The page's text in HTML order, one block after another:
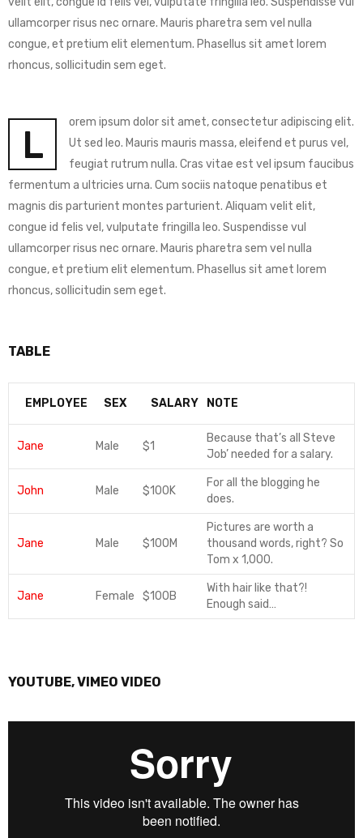
ullamcorper risus nec ornare. Mauris pharetra sem vel nulla
congue, et pretium elit elementum. Phasellus sit amet lorem
rhoncus, sollicitudin sem eget.
L
orem ipsum dolor sit amet, consectetur adipiscing elit.
Ut sed leo. Mauris mauris massa, eleifend et purus vel,
feugiat rutrum nulla. Cras vitae est vel ipsum faucibus
fermentum a ultricies urna. Cum sociis natoque penatibus et
magnis dis parturient montes parturient. Aliquam velit elit,
congue id felis vel, vulputate fringilla leo. Suspendisse vul
ullamcorper risus nec ornare. Mauris pharetra sem vel nulla
congue, et pretium elit elementum. Phasellus sit amet lorem
rhoncus, sollicitudin sem eget.
TABLE
EMPLOYEE SEX SALARY NOTE
Jane Male $1
Because that’s all Steve
Job’ needed for a salary.
John Male $100K
For all the blogging he
does.
Jane Male $100M
Pictures are worth a
thousand words, right? So
Tom x 1,000.
Jane Female $100B
With hair like that?!
Enough said…
YOUTUBE, VIMEO VIDEO